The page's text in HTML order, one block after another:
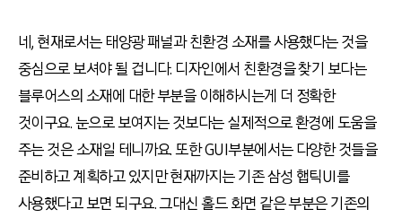
네, 현재로서는 태양광 패널과 친환경 소재를 사용했다는 것을
중심으로 보셔야 될 겁니다. 디자인에서 친환경을 찾기 보다는
블루어스의 소재에 대한 부분을 이해하시는게 더 정확한
것이구요. 눈으로 보여지는 것보다는 실제적으로 환경에 도움을
주는 것은 소재일 테니까요. 또한 GUI부분에서는 다양한 것들을
준비하고 계획하고 있지만 현재까지는 기존 삼성 햅틱UI를
사용했다고 보면 되구요. 그대신 홀드 화면 같은 부분은 기존의